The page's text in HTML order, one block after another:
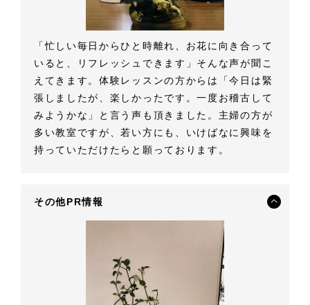
「忙しい毎日からひと時離れ、お花に向き合って
いると、リフレッシュできます」そんな声が聞こ
えてきます。体験レッスンの方からは「今日は緊
張しましたが、楽しかったです。一度お稽古して
みようかな」と言う声も頂きました。主婦の方が
多い教室ですが、若い方にも、いけばなに興味を
持っていただけたらと願っております。
その他PR情報